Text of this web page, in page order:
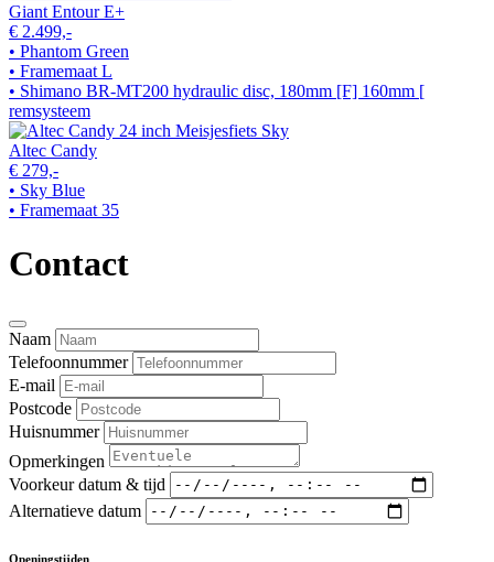
Giant Entour E+
€ 2.499,-
• Phantom Green
• Framemaat L
• Shimano BR-MT200 hydraulic disc, 180mm [F] 160mm [
remsysteem
Altec Candy
€ 279,-
• Sky Blue
• Framemaat 35
Contact
Naam
Telefoonnummer
E-mail
Postcode
Huisnummer
Opmerkingen
Voorkeur datum & tijd
Alternatieve datum
Openingstijden